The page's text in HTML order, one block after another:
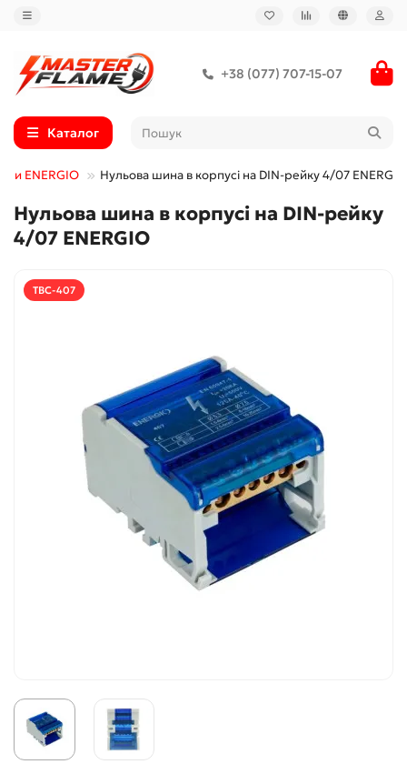
+38 (077) 707-15-07
Каталог
ENERGIO Нульова шина в корпусі на DIN-рейку 4/07 ENERGIO
Нульова шина в корпусі на DIN-рейку
4/07 ENERGIO
TBC-407